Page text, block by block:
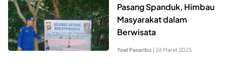
Pasang Spanduk, Himbau
Masyarakat dalam
Berwisata
Yoel Pasaribu | 26 Maret 2025